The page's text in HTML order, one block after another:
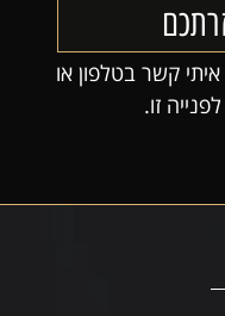
קשר בטלפון או
זו.